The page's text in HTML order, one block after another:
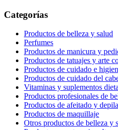
Categorías
Productos de belleza y salud
Perfumes
Productos de manicura y
Productos de tatuajes y arte
Productos de cuidado e
Productos de cuidado del
Vitaminas y suplementos
Productos profesionales de
Productos de afeitado y
Productos de maquillaje
Otros productos de belleza y